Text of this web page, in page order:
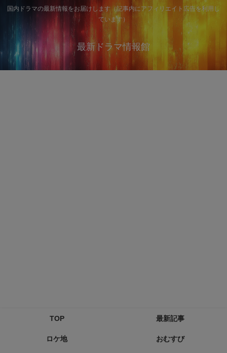
国内ドラマの最新情報をお届けします（記事内にアフィリエイト広告を利用し
ています）
最新ドラマ情報館
TOP 最新記事
ロケ地 おむすび